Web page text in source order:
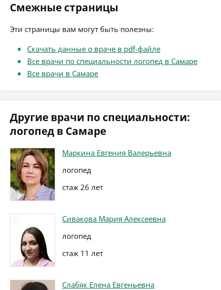
Смежные страницы
Эти страницы вам могут быть полезны:
Скачать данные о враче в pdf-файле
Все врачи по специальности логопед в Самаре
Все врачи в Самаре
Другие врачи по специальности:
логопед в Самаре
Маркина Евгения Валерьевна
логопед
стаж 26 лет
Сивакова Мария Алексеевна
логопед
стаж 11 лет
Слабяк Елена Евгеньевна